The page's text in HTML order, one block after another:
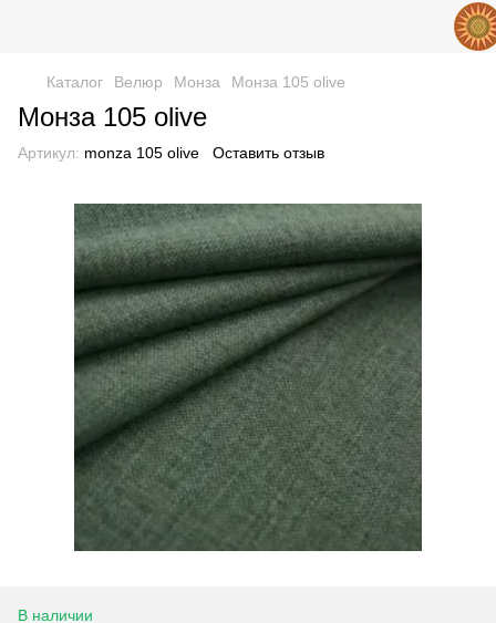
Каталог Велюр Монза Монза 105 olive
Монза 105 olive
Артикул: monza 105 olive Оставить отзыв
В наличии